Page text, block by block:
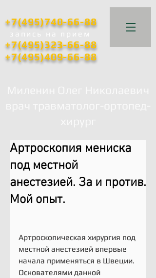
+7(495)740-66-88
запись на прием
+7(495)323-66-88
+7(495)409-66-88
Артроскопия мениска
под местной
анестезией. За и против.
Мой опыт.
Артроскопическая хирургия под
местной анестезией впервые
начала применяться в Швеции.
Основателями данной